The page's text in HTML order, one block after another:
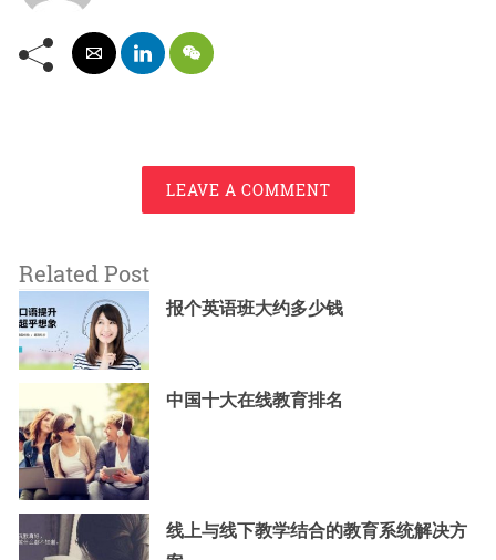
LEAVE A COMMENT
Related Post
报个英语班大约多少钱
中国十大在线教育排名
线上与线下教学结合的教育系统解决方